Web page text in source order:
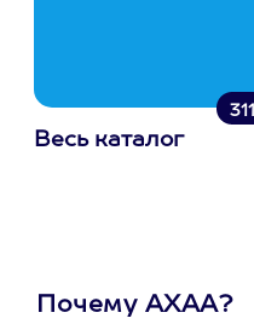
311
Весь каталог
Почему АХАА?